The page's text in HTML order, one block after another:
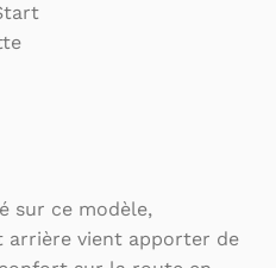
sur ce modèle,
arrière vient apporter de